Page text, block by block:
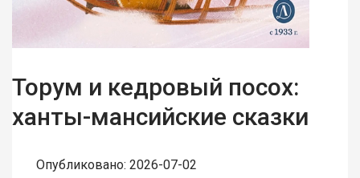
Торум и кедровый посох:
ханты-мансийские сказки
Опубликовано: 2026-07-02